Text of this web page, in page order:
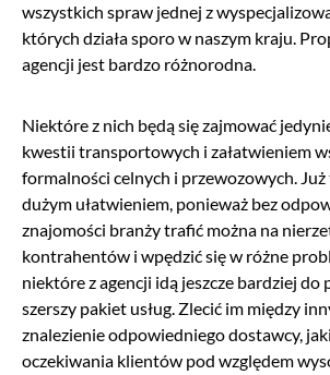
wszystkich spraw jednej z
których działa sporo w naszym kraju.
agencji jest bardzo różnorodna.
Niektóre z nich będą się zajmować
kwestii transportowych i załatwieniem
formalności celnych i przewozowych.
dużym ułatwieniem, ponieważ bez
znajomości branży trafić można na
kontrahentów i wpędzić się w różne
niektóre z agencji idą jeszcze bardziej
szerszy pakiet usług. Zlecić im między
znalezienie odpowiedniego dostawcy,
oczekiwania klientów pod względem